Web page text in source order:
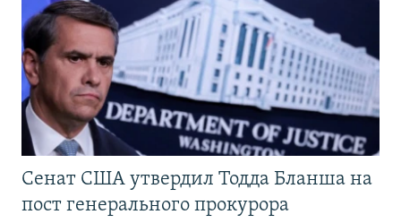
Сенат США утвердил Тодда Бланша на
пост генерального прокурора